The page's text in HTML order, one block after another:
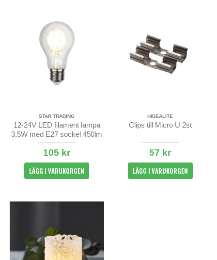
STAR TRADING
12-24V LED filament lampa
3,5W med E27 sockel 450lm
105 kr
LÄGG I VARUKORGEN
HIDEALITE
Clips till Micro U 2st
57 kr
LÄGG I VARUKORGEN